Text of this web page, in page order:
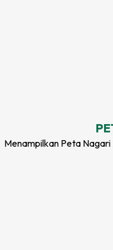
Menampilkan Peta Nagari